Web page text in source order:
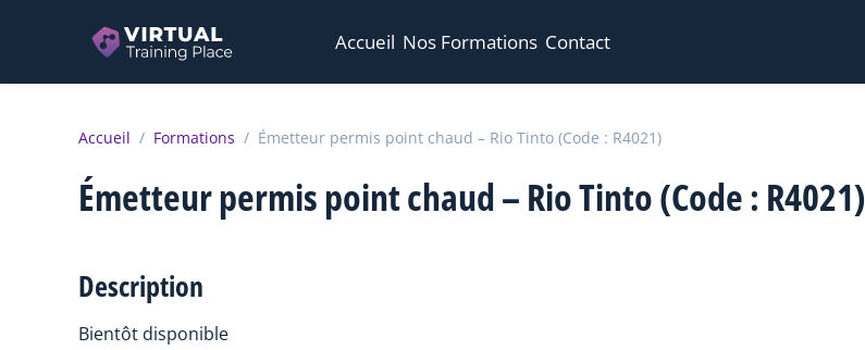
Accueil Nos Formations Contact
Accueil / Formations / Émetteur permis point chaud – Rio Tinto (Code : R4021)
Émetteur permis point chaud – Rio Tinto (Code : R4021)
Description
Bientôt disponible